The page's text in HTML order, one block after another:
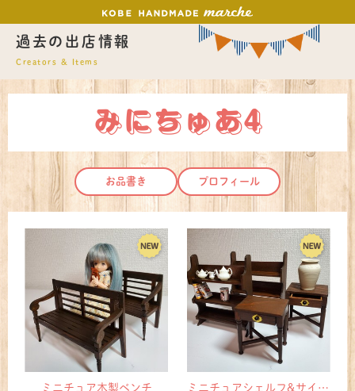
過去の出店情報
Creators & Items
みにちゅあ4
お品書き プロフィール
ミニチュア木製ベンチ ミニチュアシェルフ&サイドテーブル